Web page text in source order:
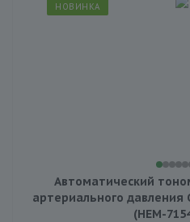
НОВИНКА
Автоматический
артериального
(HEM-